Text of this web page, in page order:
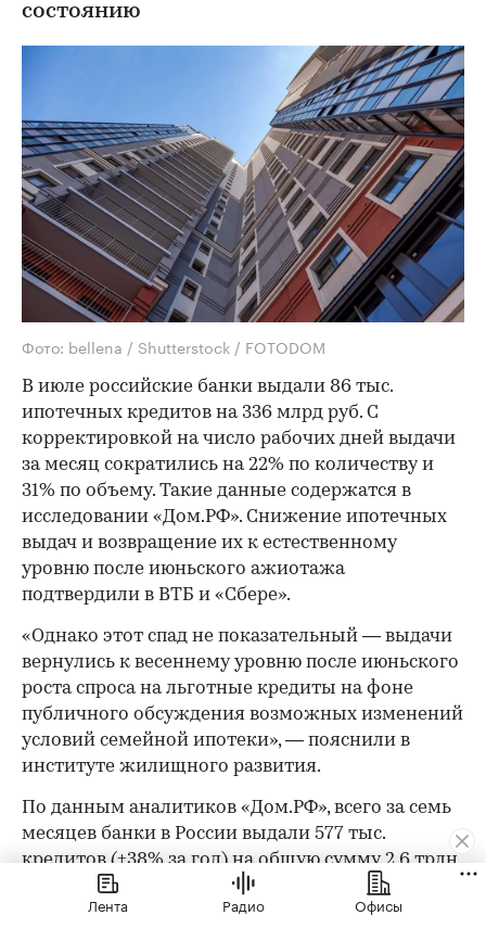
состоянию
Фото: bellena / Shutterstock / FOTODOM
В июле российские банки выдали 86 тыс.
ипотечных кредитов на 336 млрд руб. С
корректировкой на число рабочих дней выдачи
за месяц сократились на 22% по количеству и
31% по объему. Такие данные содержатся в
исследовании «Дом.РФ». Снижение ипотечных
выдач и возвращение их к естественному
уровню после июньского ажиотажа
подтвердили в ВТБ и «Сбере».
«Однако этот спад не показательный — выдачи
вернулись к весеннему уровню после июньского
роста спроса на льготные кредиты на фоне
публичного обсуждения возможных изменений
условий семейной ипотеки», — пояснили в
институте жилищного развития.
По данным аналитиков «Дом.РФ», всего за семь
месяцев банки в России выдали 577 тыс.
кредитов (+38% за год) на общую сумму 2,6 трлн
руб. (+39% за год). К 1 августа ипотечный
портфель банков вырос до 24,6 трлн руб.,
Лента Радио Офисы